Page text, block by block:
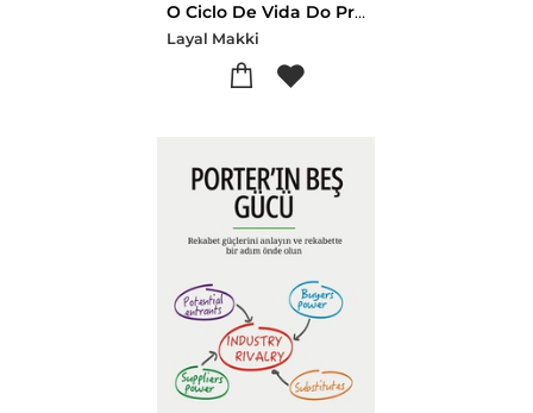
O Ciclo De Vida Do Produto : Revolucionando A Forma Como Vende Os Seus Produtos
Layal Makki